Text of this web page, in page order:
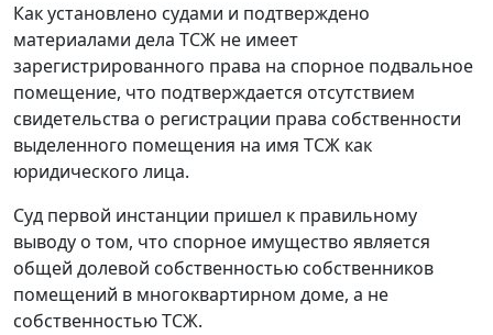
Как установлено судами и подтверждено
материалами дела ТСЖ не имеет
зарегистрированного права на спорное подвальное
помещение, что подтверждается отсутствием
свидетельства о регистрации права собственности
выделенного помещения на имя ТСЖ как
юридического лица.
Суд первой инстанции пришел к правильному
выводу о том, что спорное имущество является
общей долевой собственностью собственников
помещений в многоквартирном доме, а не
собственностью ТСЖ.